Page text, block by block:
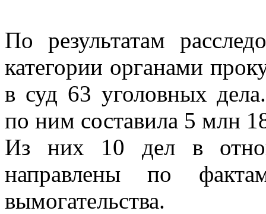
По результатам
категории органами
в суд 63 уголовных
по ним составила 5 млн
Из них 10 дел в
направлены по
вымогательства.